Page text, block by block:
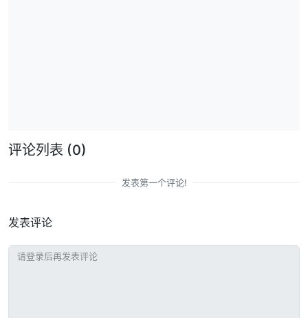
评论列表 (0)
发表第一个评论!
发表评论